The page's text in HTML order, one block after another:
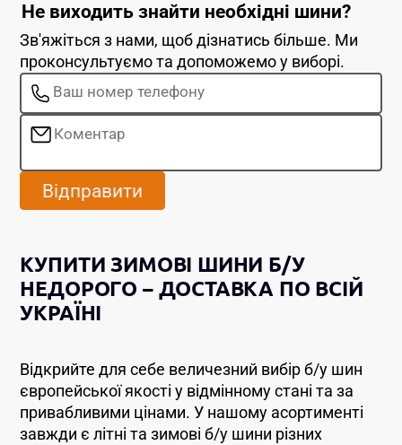
Не виходить знайти необхідні шини?
Зв'яжіться з нами, щоб дізнатись більше. Ми
проконсультуємо та допоможемо у виборі.
Відправити
КУПИТИ ЗИМОВІ ШИНИ Б/У
НЕДОРОГО – ДОСТАВКА ПО ВСІЙ
УКРАЇНІ
Відкрийте для себе величезний вибір б/у шин
європейської якості у відмінному стані та за
привабливими цінами. У нашому асортименті
завжди є літні та зимові б/у шини різних